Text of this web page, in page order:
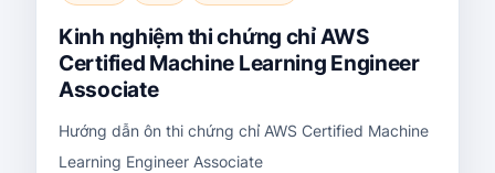
Kinh nghiệm thi chứng chỉ AWS
Certified Machine Learning Engineer
Associate
Hướng dẫn ôn thi chứng chỉ AWS Certified Machine
Learning Engineer Associate